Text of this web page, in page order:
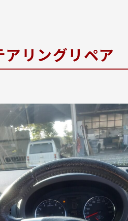
アリングリペア